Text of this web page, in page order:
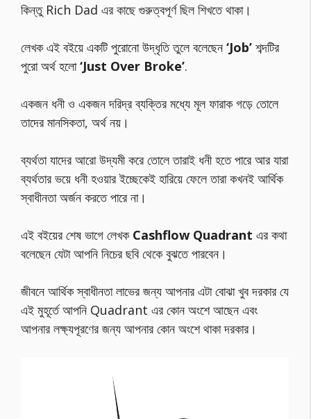
কিন্তু Rich Dad এর কাছে গুরুত্বপূর্ণ ছিল শিখতে থাকা।
লেখক এই বইয়ে একটি পুরোনো উদ্ধৃতি তুলে বলেছেন ‘Job’ শব্দটির
পুরো অর্থ হলো‘Just Over Broke’.
একজন ধনী ও একজন দরিদ্র ব্যক্তির মধ্যে মূল ফারাক গড়ে তোলে
তাদের মানসিকতা, অর্থ নয়।
ব্যর্থতা যাদের আরো উদ্যমী করে তোলে তারাই ধনী হতে পারে আর যারা
ব্যর্থতার ভয়ে ধনী হওয়ার ইচ্ছেকেই হারিয়ে ফেলে তারা কখনই আর্থিক
স্বাধীনতা অর্জন করতে পারে না।
এই বইয়ের শেষ ভাগে লেখক Cashflow Quadrant এর কথা
বলেছেন যেটা আপনি নিচের ছবি থেকে বুঝতে পারবেন।
জীবনে আর্থিক স্বাধীনতা লাভের জন্য আপনার এটা বোঝা খুব দরকার যে
এই মুহূর্তে আপনি Quadrant এর কোন অংশে আছেন এবং
আপনার লক্ষ্যপূরণের জন্য আপনার কোন অংশে থাকা দরকার।